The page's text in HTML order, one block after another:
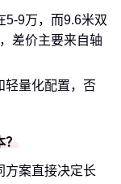
5-9万，而9.6米双
差价主要来自轴
轻量化配置，否
方案直接决定长